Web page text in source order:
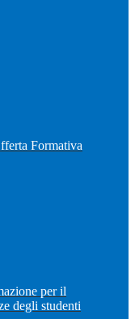
Formativa
per il
degli studenti